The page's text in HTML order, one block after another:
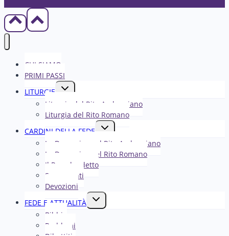
CHI SIAMO
PRIMI PASSI
LITURGIE
Alterna
figlio
Liturgia del Rito Ambrosiano
Liturgia del Rito Romano
CARDINI DELLA FEDE
Alterna
figlio
La Domenica nel R​​​​​​ito Ambrosiano
La Domenica nel Rito Romano
Il Papa ha detto
Sacramenti
Devozioni
FEDE E ATTUALITÀ
Alterna
menu
Bibbia
Problemi